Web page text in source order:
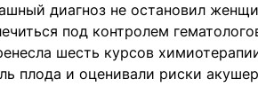
диагноз не остановил
под контролем
шесть курсов
плода и оценивали риски